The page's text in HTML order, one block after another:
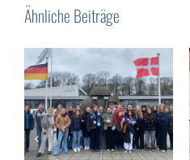
Ähnliche Beiträge